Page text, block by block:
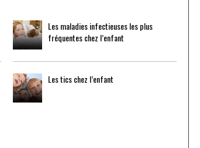
Les maladies infectieuses les plus
fréquentes chez l’enfant
Les tics chez l’enfant